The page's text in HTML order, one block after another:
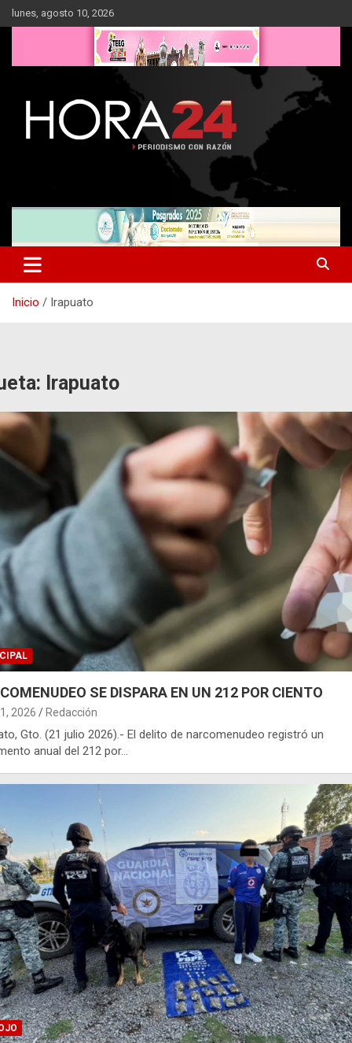
Saltar
al
lunes, agosto 10, 2026
Inicio Irapuato
Irapuato
SE DISPARA EN UN 212 POR CIENTO
2026 Redacción
Gto. (21 julio 2026).- El delito de narcomenudeo registró un
anual del 212 por…